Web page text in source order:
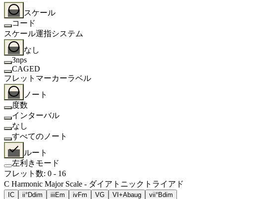
スケール
コード
スケール運指システム
なし
3nps
CAGED
フレットマーカーラベル
ノート
度数
インターバル
なし
すべてのノート
ルート
左利きモード
フレット数: 0 - 16
C Harmonic Major Scale - ダイアトニックトライアド
C ii°Ddim iii Em ivFm VG VI+Abaug vii°Bdim